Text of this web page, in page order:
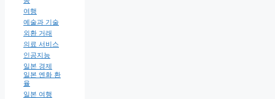
여행
예술과 기술
외환 거래
의료 서비스
인공지능
일본 경제
일본 엔화 환
율
일본 여행